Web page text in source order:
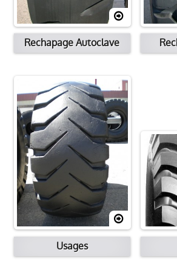
Rechapage Autoclave
Usages